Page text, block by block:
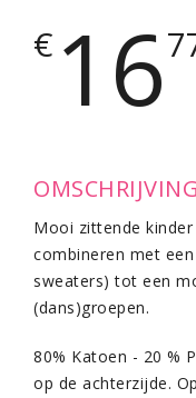
€ 16
OMSCHRIJVING
Mooi zittende
combineren met
sweaters) tot een
(dans)groepen.
80% Katoen - 20 %
op de achterzijde.